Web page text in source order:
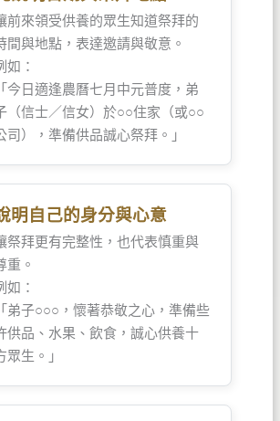
前來領受供養的眾生知道祭拜的
間與地點，表達邀請與敬意。
如：
「今日適逢農曆七月中元普度，弟
（信士／信女）於○○住家（或○○
司），準備供品誠心祭拜。」
明自己的身分與心意
祭拜更有完整性，也代表慎重與
重。
如：
「弟子○○○，懷著恭敬之心，準備些
供品、水果、飲食，誠心供養十
眾生。」